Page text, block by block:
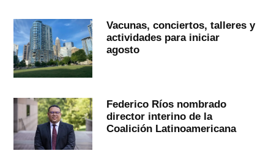
Vacunas, conciertos, talleres y
actividades para iniciar
agosto
Federico Ríos nombrado
director interino de la
Coalición Latinoamericana